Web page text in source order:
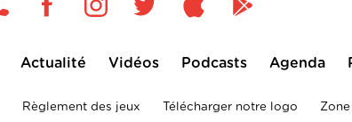
Actualité Vidéos Podcasts Agenda
Règlement des jeux Télécharger notre logo